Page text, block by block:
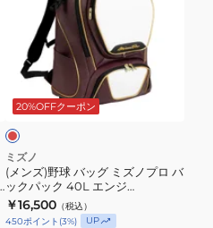
グ
ミ
ズ
ノ
プ
ロ
20%OFFクーポン
ミズノ
(メンズ)野球 バッグ ミズノプロ バ
ックパック 40L エンジ
1FJDD00163 F
￥16,500 （税込）
450ポイント (3%) UP